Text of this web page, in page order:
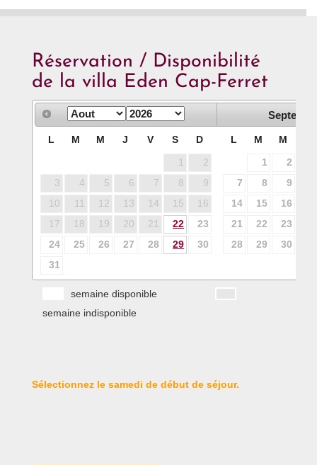
Réservation / Disponibilité
de la villa Eden Cap-Ferret
L M M J V S D
1
2
3
4 5 6 7 8
9
10
11 12 13 14 15
16
17
18 19 20 21 22
23
24
25 26 27 28 29
30
31
L M M
1 2
7
8 9
14
15 16
21
22 23
28
29 30
semaine disponible
semaine indisponible
Sélectionnez le samedi de début de séjour.